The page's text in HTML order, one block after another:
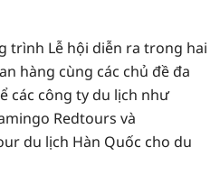
trình Lễ hội diễn ra trong hai
hàng cùng các chủ đề đa
các công ty du lịch như
Redtours và
du lịch Hàn Quốc cho du